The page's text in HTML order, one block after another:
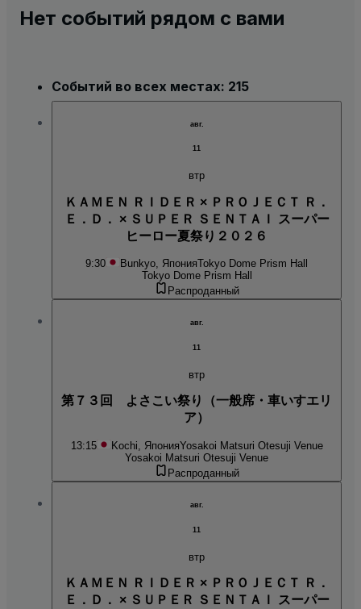
Нет событий рядом с вами
Событий во всех местах: 215
авг.
11
втр
ＫＡＭＥＮ ＲＩＤＥＲ × ＰＲＯＪＥＣＴ Ｒ．
Ｅ．Ｄ． × ＳＵＰＥＲ ＳＥＮＴＡＩ スーパー
ヒーロー夏祭り２０２６
9:30 Bunkyo, ЯпонияTokyo Dome Prism Hall
Tokyo Dome Prism Hall
Распроданный
авг.
11
втр
第７３回 よさこい祭り（一般席・車いすエリ
ア）
13:15 Kochi, ЯпонияYosakoi Matsuri Otesuji Venue
Yosakoi Matsuri Otesuji Venue
Распроданный
авг.
11
втр
ＫＡＭＥＮ ＲＩＤＥＲ × ＰＲＯＪＥＣＴ Ｒ．
Ｅ．Ｄ． × ＳＵＰＥＲ ＳＥＮＴＡＩ スーパー